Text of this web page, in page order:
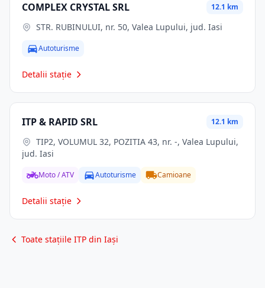
COMPLEX CRYSTAL SRL 12.1 km
STR. RUBINULUI, nr. 50, Valea Lupului, jud. Iasi
Autoturisme
Detalii stație
ITP & RAPID SRL 12.1 km
jud. Iasi
Moto / ATV Autoturisme Camioane
Detalii stație
Toate stațiile ITP din Iași